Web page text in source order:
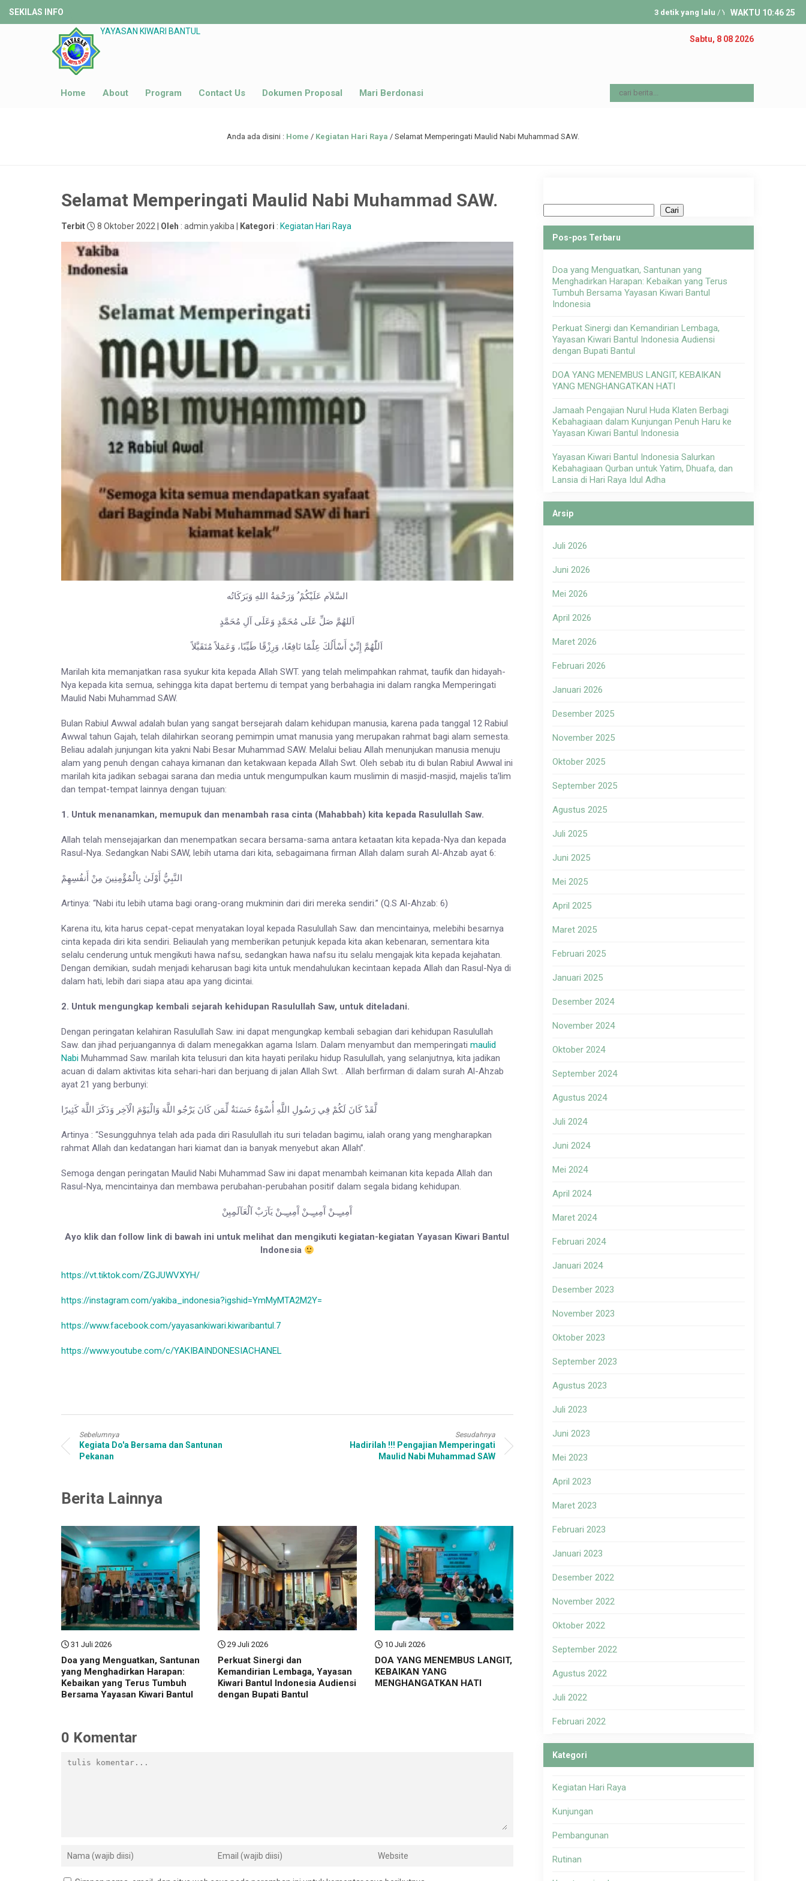
SEKILAS INFO 3 detik yang lalu/ YAKIBA INDONESIA hadir
WAKTU 10:46 26
YAYASAN KIWARI BANTUL
Sabtu, 8 08 2026
Home About Program Contact Us Dokumen Proposal Mari Berdonasi
Anda ada disini : Home / Kegiatan Hari Raya / Selamat Memperingati Maulid Nabi Muhammad SAW.
Selamat Memperingati Maulid Nabi Muhammad SAW.
Terbit 8 Oktober 2022 | Oleh : admin.yakiba | Kategori : Kegiatan Hari Raya
السَّلاَم عَلَيْكُمْ ُ وَرَحْمَةُ اللهِ وَبَرَكَاتُه
اَللهُمَّ صَلِّ عَلَى مُحَمَّدٍ وَعَلَى آلِ مُحَمَّدٍ
اَللّٰهُمَّ إِنِّيْ أَسْأَلُكَ عِلْمًا نَافِعًا، وَرِزْقًا طَيِّبًا، وَعَمَلاً مُتَقَبَّلاً
Marilah kita memanjatkan rasa syukur kita kepada Allah SWT. yang telah melimpahkan rahmat, taufik dan hidayah-
Nya kepada kita semua, sehingga kita dapat bertemu di tempat yang berbahagia ini dalam rangka Memperingati
Maulid Nabi Muhammad SAW.
Bulan Rabiul Awwal adalah bulan yang sangat bersejarah dalam kehidupan manusia, karena pada tanggal 12 Rabiul
Awwal tahun Gajah, telah dilahirkan seorang pemimpin umat manusia yang merupakan rahmat bagi alam semesta.
Beliau adalah junjungan kita yakni Nabi Besar Muhammad SAW. Melalui beliau Allah menunjukan manusia menuju
alam yang penuh dengan cahaya kimanan dan ketakwaan kepada Allah Swt. Oleh sebab itu di bulan Rabiul Awwal ini
marilah kita jadikan sebagai sarana dan media untuk mengumpulkan kaum muslimin di masjid-masjid, majelis ta’lim
dan tempat-tempat lainnya dengan tujuan:
1. Untuk menanamkan, memupuk dan menambah rasa cinta (Mahabbah) kita kepada Rasulullah Saw.
Allah telah mensejajarkan dan menempatkan secara bersama-sama antara ketaatan kita kepada-Nya dan kepada
Rasul-Nya. Sedangkan Nabi SAW, lebih utama dari kita, sebagaimana firman Allah dalam surah Al-Ahzab ayat 6:
النَّبِيُّ أَوْلَىٰ بِالْمُؤْمِنِينَ مِنْ أَنفُسِهِمْ
Artinya: “Nabi itu lebih utama bagi orang-orang mukminin dari diri mereka sendiri.” (Q.S Al-Ahzab: 6)
Karena itu, kita harus cepat-cepat menyatakan loyal kepada Rasulullah Saw. dan mencintainya, melebihi besarnya
cinta kepada diri kita sendiri. Beliaulah yang memberikan petunjuk kepada kita akan kebenaran, sementara kita
selalu cenderung untuk mengikuti hawa nafsu, sedangkan hawa nafsu itu selalu mengajak kita kepada kejahatan.
Dengan demikian, sudah menjadi keharusan bagi kita untuk mendahulukan kecintaan kepada Allah dan Rasul-Nya di
dalam hati, lebih dari siapa atau apa yang dicintai.
2. Untuk mengungkap kembali sejarah kehidupan Rasulullah Saw, untuk diteladani.
Dengan peringatan kelahiran Rasulullah Saw. ini dapat mengungkap kembali sebagian dari kehidupan Rasulullah
Saw. dan jihad perjuangannya di dalam menegakkan agama Islam. Dalam menyambut dan memperingati maulid
Nabi Muhammad Saw. marilah kita telusuri dan kita hayati perilaku hidup Rasulullah, yang selanjutnya, kita jadikan
acuan di dalam aktivitas kita sehari-hari dan berjuang di jalan Allah Swt. . Allah berfirman di dalam surah Al-Ahzab
ayat 21 yang berbunyi:
لَّقَدْ كَانَ لَكُمْ فِي رَسُولِ اللَّهِ أُسْوَةٌ حَسَنَةٌ لِّمَن كَانَ يَرْجُو اللَّهَ وَالْيَوْمَ الْآخِر وَذَكَرَ اللَّهَ كَثِيرًا
Artinya : “Sesungguhnya telah ada pada diri Rasulullah itu suri teladan bagimu, ialah orang yang mengharapkan
rahmat Allah dan kedatangan hari kiamat dan ia banyak menyebut akan Allah”.
Semoga dengan peringatan Maulid Nabi Muhammad Saw ini dapat menambah keimanan kita kepada Allah dan
Rasul-Nya, mencintainya dan membawa perubahan-perubahan positif dalam segala bidang kehidupan.
آَمِيـٍـِـنْ آَمِيـٍـِـنْ آَمِيـٍـِـنْ يَآرَبْ آلٌعَآلَمِِيِنْ
Ayo klik dan follow link di bawah ini untuk melihat dan mengikuti kegiatan-kegiatan Yayasan Kiwari Bantul
Indonesia
https://vt.tiktok.com/ZGJUWVXYH/
https://instagram.com/yakiba_indonesia?igshid=YmMyMTA2M2Y=
https://www.facebook.com/yayasankiwari.kiwaribantul.7
https://www.youtube.com/c/YAKIBAINDONESIACHANEL
Sebelumnya
Kegiata Do'a Bersama dan Santunan
Pekanan
Sesudahnya
Hadirilah !!! Pengajian Memperingati
Maulid Nabi Muhammad SAW
Berita Lainnya
31 Juli 2026
Doa yang Menguatkan, Santunan
yang Menghadirkan Harapan:
Kebaikan yang Terus Tumbuh
Bersama Yayasan Kiwari Bantul
29 Juli 2026
Perkuat Sinergi dan
Kemandirian Lembaga, Yayasan
Kiwari Bantul Indonesia Audiensi
dengan Bupati Bantul
10 Juli 2026
DOA YANG MENEMBUS LANGIT,
KEBAIKAN YANG
MENGHANGATKAN HATI
0 Komentar
Cari
Pos-pos Terbaru
Doa yang Menguatkan, Santunan yang
Menghadirkan Harapan: Kebaikan yang Terus
Tumbuh Bersama Yayasan Kiwari Bantul
Indonesia
Perkuat Sinergi dan Kemandirian Lembaga,
Yayasan Kiwari Bantul Indonesia Audiensi
dengan Bupati Bantul
DOA YANG MENEMBUS LANGIT, KEBAIKAN
YANG MENGHANGATKAN HATI
Jamaah Pengajian Nurul Huda Klaten Berbagi
Kebahagiaan dalam Kunjungan Penuh Haru ke
Yayasan Kiwari Bantul Indonesia
Yayasan Kiwari Bantul Indonesia Salurkan
Kebahagiaan Qurban untuk Yatim, Dhuafa, dan
Lansia di Hari Raya Idul Adha
Arsip
Juli 2026
Juni 2026
Mei 2026
April 2026
Maret 2026
Februari 2026
Januari 2026
Desember 2025
November 2025
Oktober 2025
September 2025
Agustus 2025
Juli 2025
Juni 2025
Mei 2025
April 2025
Maret 2025
Februari 2025
Januari 2025
Desember 2024
November 2024
Oktober 2024
September 2024
Agustus 2024
Juli 2024
Juni 2024
Mei 2024
April 2024
Maret 2024
Februari 2024
Januari 2024
Desember 2023
November 2023
Oktober 2023
September 2023
Agustus 2023
Juli 2023
Juni 2023
Mei 2023
April 2023
Maret 2023
Februari 2023
Januari 2023
Desember 2022
November 2022
Oktober 2022
September 2022
Agustus 2022
Juli 2022
Februari 2022
Kategori
Kegiatan Hari Raya
Kunjungan
Pembangunan
Rutinan